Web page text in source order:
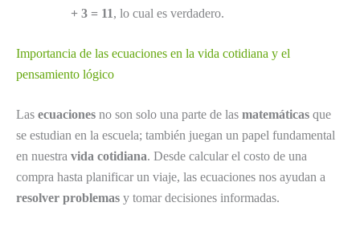
+ 3 = 11, lo cual es verdadero.
Importancia de las ecuaciones en la vida cotidiana y el
pensamiento lógico
Las ecuaciones no son solo una parte de las matemáticas que
se estudian en la escuela; también juegan un papel fundamental
en nuestra vida cotidiana. Desde calcular el costo de una
compra hasta planificar un viaje, las ecuaciones nos ayudan a
resolver problemas y tomar decisiones informadas.